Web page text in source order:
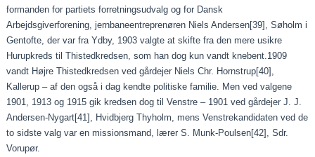
formanden for partiets forretningsudvalg og for Dansk
Arbejdsgiverforening, jernbaneentreprenøren Niels Andersen[39] , Søholm i
Gentofte, der var fra Ydby, 1903 valgte at skifte fra den mere usikre
Hurupkreds til Thistedkredsen, som han dog kun vandt knebent.1909
vandt Højre Thistedkredsen ved gårdejer Niels Chr. Hornstrup[40]
Kallerup – af den også i dag kendte politiske familie. Men ved valgene
1901, 1913 og 1915 gik kredsen dog til Venstre – 1901 ved gårdejer J. J.
Andersen-Nygart[41] , Hvidbjerg Thyholm, mens Venstrekandidaten ved de
to sidste valg var en missionsmand, lærer S. Munk-Poulsen[42] , Sdr.
Vorupør.